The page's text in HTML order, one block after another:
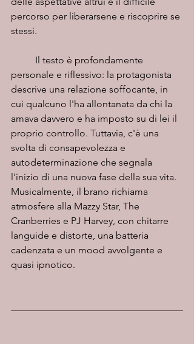
percorso per liberarsene e riscoprire se
stessi.
personale e riflessivo: la protagonista
descrive una relazione soffocante, in
cui qualcuno l'ha allontanata da chi la
amava davvero e ha imposto su di lei il
proprio controllo. Tuttavia, c'è una
svolta di consapevolezza e
autodeterminazione che segnala
l'inizio di una nuova fase della sua vita.
Musicalmente, il brano richiama
atmosfere alla Mazzy Star, The
Cranberries e PJ Harvey, con chitarre
languide e distorte, una batteria
cadenzata e un mood avvolgente e
quasi ipnotico.